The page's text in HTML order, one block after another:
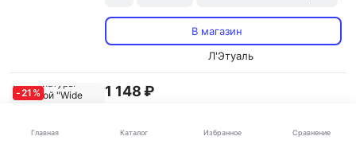
Главная Каталог Избранное Сравнение
В магазин
Л'Этуаль
-21 % 1 148 ₽
резина+ткань, 870х350х4 мм, чёрный,